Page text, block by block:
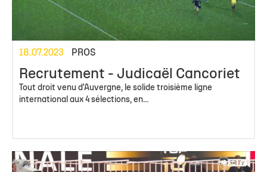
18.07.2023 PROS
Recrutement - Judicaël Cancoriet
Tout droit venu d'Auvergne, le solide troisième ligne
international aux 4 sélections, en...